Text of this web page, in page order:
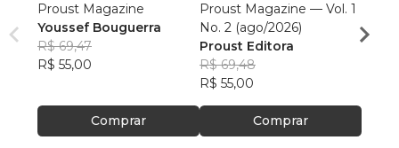
Proust Magazine
Youssef Bouguerra
R$ 69,47
R$ 55,00
Comprar
Proust Magazine — Vol. 1
No. 2 (ago/2026)
Proust Editora
R$ 69,48
R$ 55,00
Comprar